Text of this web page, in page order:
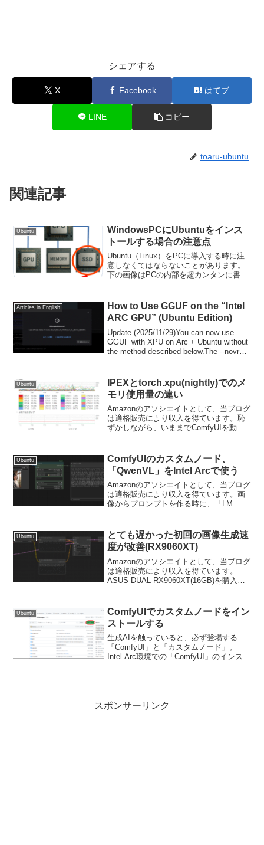
シェアする
X Facebook はてブ
LINE コピー
toaru-ubuntu
関連記事
Ubuntu
WindowsPCにUbuntuをインス
トールする場合の注意点
Ubuntu（Linux）をPCに導入する時に注
意しなくてはならないことがあります。
下の画像はPCの内部を超カンタンに書い
入っているのですが、PC購入時にオプ...
Articles in English
How to Use GGUF on the “Intel
ARC GPU” (Ubuntu Edition)
Update (2025/11/29)You can now use
GGUF with XPU on Arc + Ubuntu without
the method described below.The --novram
Ubuntu
IPEXとtorch.xpu(nightly)でのメ
モリ使用量の違い
Amazonのアソシエイトとして、当ブログ
は適格販売により収入を得ています。恥
ずかしながら、いままでComfyUIを動作
の度# 安定版pip install tor...
Ubuntu
ComfyUIのカスタムノード、
「QwenVL」をIntel Arcで使う
Amazonのアソシエイトとして、当ブログ
は適格販売により収入を得ています。画
像からプロンプトを作る時に、「LM
ね。今回自分が紹介するのは「C...
Ubuntu
とても遅かった初回の画像生成速
度が改善(RX9060XT)
Amazonのアソシエイトとして、当ブログ
は適格販売により収入を得ています。
ASUS DUAL RX9060XT(16GB)を購入上
かれているとおりVAEがかなり改善さ...
Ubuntu
ComfyUIでカスタムノードをイン
ストールする
生成AIを触っていると、必ず登場する
「ComfyUI」と「カスタムノード」。
Intel Arc環境での「ComfyUI」のインスト
スポンサーリンク